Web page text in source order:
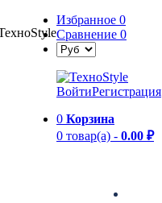
Избранное 0
Сравнение 0
ВойтиРегистрация
0 Корзина
0 товар(а) - 0.00 ₽